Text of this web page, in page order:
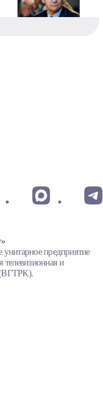
унитарное предприятие
телевизионная и
(ВГТРК).